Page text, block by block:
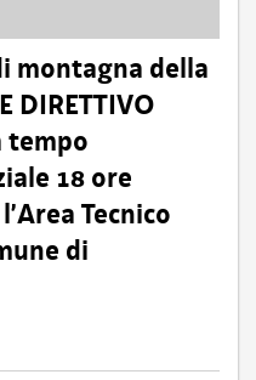
montagna della
DIRETTIVO
tempo
18 ore
Tecnico
di